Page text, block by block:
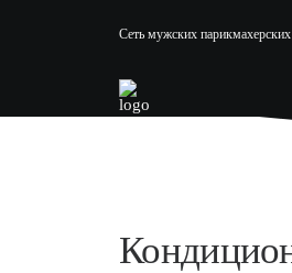
Сеть мужских